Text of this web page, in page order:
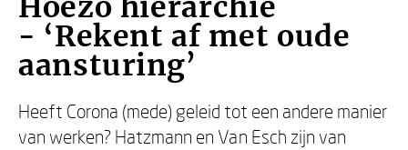
Hoezo hiërarchie
- ‘Rekent af met oude
aansturing’
Heeft Corona (mede) geleid tot een andere manier
van werken? Hatzmann en Van Esch zijn van